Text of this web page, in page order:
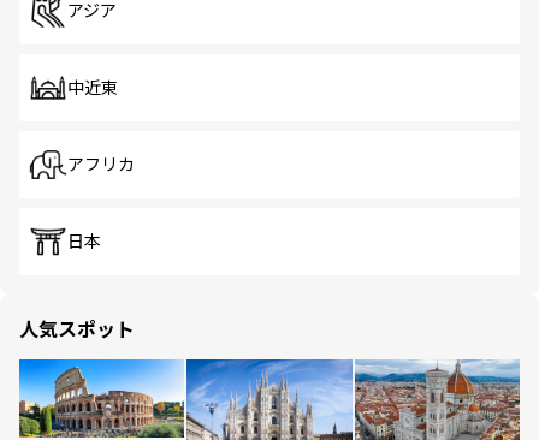
アジア
中近東
アフリカ
日本
人気スポット